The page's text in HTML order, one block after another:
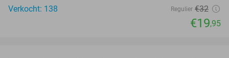
Verkocht: 138 Regulier €32
€19,95